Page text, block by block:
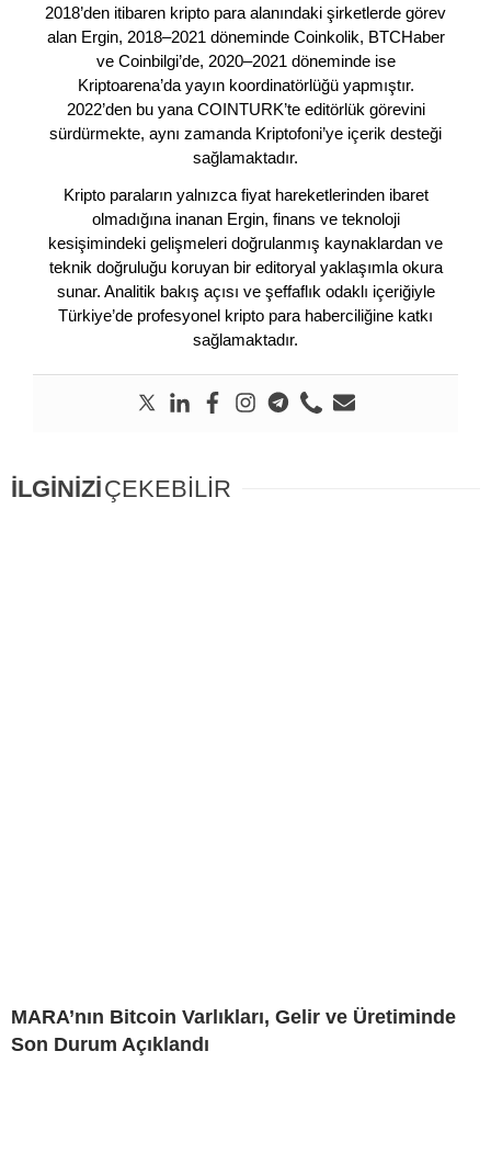
2018’den itibaren kripto para alanındaki şirketlerde görev
alan Ergin, 2018–2021 döneminde Coinkolik, BTCHaber
ve Coinbilgi’de, 2020–2021 döneminde ise
Kriptoarena’da yayın koordinatörlüğü yapmıştır.
2022’den bu yana COINTURK’te editörlük görevini
sürdürmekte, aynı zamanda Kriptofoni’ye içerik desteği
sağlamaktadır.
Kripto paraların yalnızca fiyat hareketlerinden ibaret
olmadığına inanan Ergin, finans ve teknoloji
kesişimindeki gelişmeleri doğrulanmış kaynaklardan ve
teknik doğruluğu koruyan bir editoryal yaklaşımla okura
sunar. Analitik bakış açısı ve şeffaflık odaklı içeriğiyle
Türkiye’de profesyonel kripto para haberciliğine katkı
sağlamaktadır.
İLGİNİZİÇEKEBİLİR
MARA’nın Bitcoin Varlıkları, Gelir ve Üretiminde
Son Durum Açıklandı